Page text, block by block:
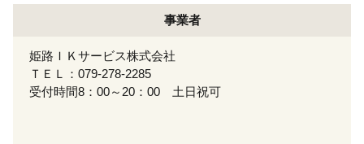
事業者
姫路ＩＫサービス株式会社
ＴＥＬ：079-278-2285
受付時間8：00～20：00 土日祝可